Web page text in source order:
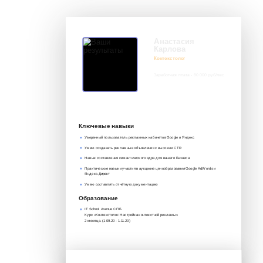
Контекстолог
Ключевые навыки
Уверенный пользователь рекламных кабинетов Google и Яндекс
Умею создавать рекламные объявления с высоким CTR
Навык составления семантического ядра для вашего Бизнеса
Практические навыки участия в аукционе ценообразования Google AdWords и
Яндекс.Директ
Умею составлять отчётную документацию
Образование
IT School Avenue СПБ
Курс «Контекстолог. Настройка контекстной рекламы»‎
2 месяца. (1.09.20 - 1.11.20)